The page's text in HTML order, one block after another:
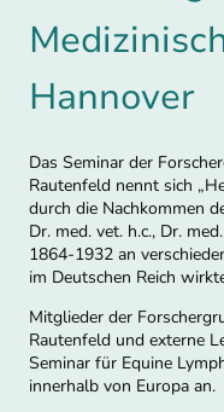
Hannover
Das Seminar der
Rautenfeld nennt sich
durch die Nachkommen
Dr. med. vet. h.c., Dr.
1864-1932 an
im Deutschen Reich
Mitglieder der
Rautenfeld und externe
Seminar für Equine
innerhalb von Europa an.